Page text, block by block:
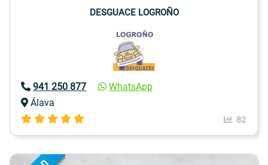
DESGUACE LOGROÑO
941 250 877
WhatsApp
Álava
82